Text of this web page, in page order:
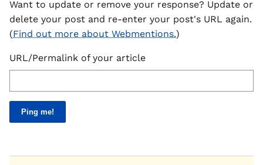
Want to update or remove your response? Update or
delete your post and re-enter your post's URL again.
(Find out more about Webmentions.)
URL/Permalink of your article